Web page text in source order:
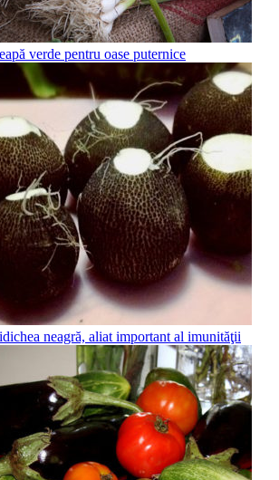
verde pentru oase puternice
neagră, aliat important al imunităţii